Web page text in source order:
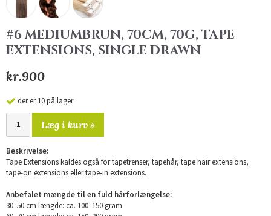
#6 MEDIUMBRUN, 70CM, 70G, TAPE
EXTENSIONS, SINGLE DRAWN
kr.900
der er 10 på lager
Læg i kurv »
Beskrivelse:
Tape Extensions kaldes også for tapetrenser, tapehår, tape hair extensions,
tape-on extensions eller tape-in extensions.
Anbefalet mængde til en fuld hårforlængelse:
30–50 cm længde: ca. 100–150 gram